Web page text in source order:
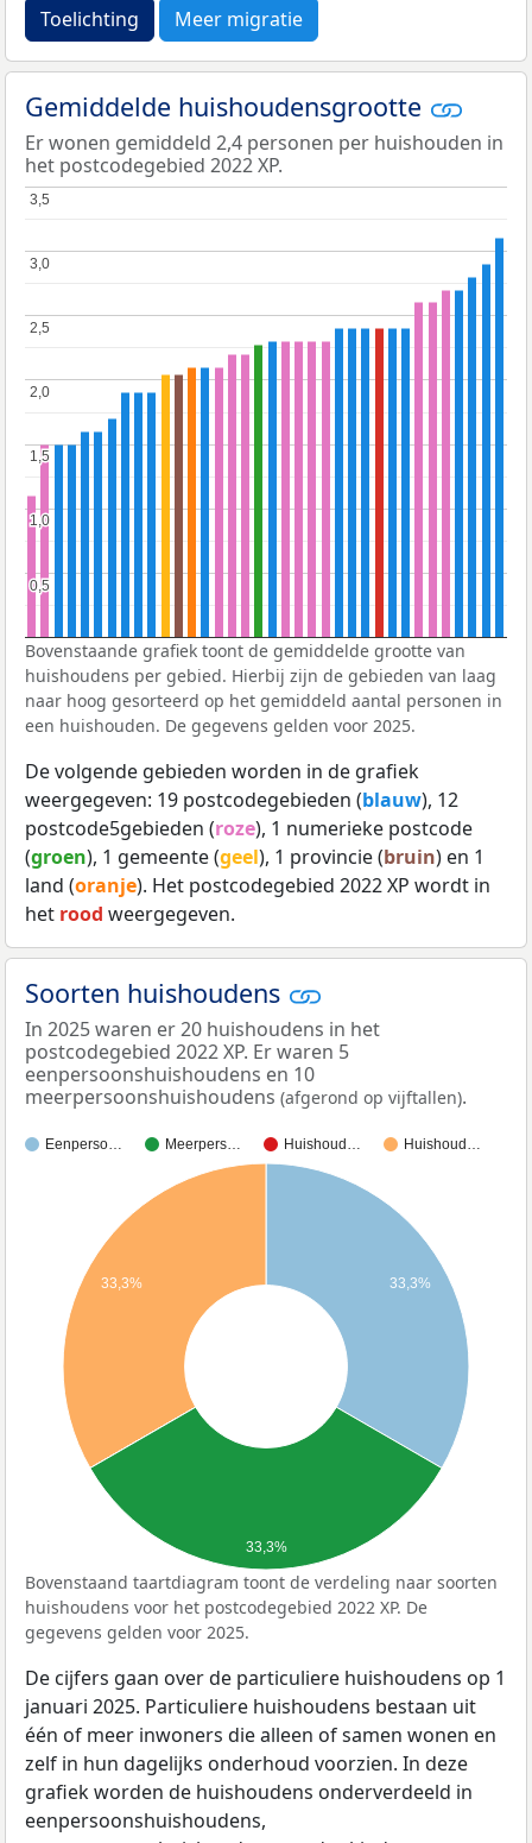
Toelichting Meer migratie
Gemiddelde huishoudensgrootte
Er wonen gemiddeld 2,4 personen per huishouden in
het postcodegebied 2022 XP.
0,5
0,5
1,0
1,0
1,5
1,5
2,0
2,0
2,5
2,5
3,0
3,0
3,5
3,5
Bovenstaande grafiek toont de gemiddelde grootte van
huishoudens per gebied. Hierbij zijn de gebieden van laag
naar hoog gesorteerd op het gemiddeld aantal personen in
een huishouden. De gegevens gelden voor 2025.
De volgende gebieden worden in de grafiek
weergegeven: 19 postcodegebieden (blauw), 12
postcode5gebieden (roze), 1 numerieke postcode
(groen), 1 gemeente (geel), 1 provincie (bruin) en 1
land (oranje). Het postcodegebied 2022 XP wordt in
het rood weergegeven.
Soorten huishoudens
In 2025 waren er 20 huishoudens in het
postcodegebied 2022 XP. Er waren 5
eenpersoonshuishoudens en 10
meerpersoonshuishoudens (afgerond op vijftallen).
Eenperso… Meerpers… Huishoud… Huishoud…
33,3%
33,3%
33,3%
Bovenstaand taartdiagram toont de verdeling naar soorten
huishoudens voor het postcodegebied 2022 XP. De
gegevens gelden voor 2025.
De cijfers gaan over de particuliere huishoudens op 1
januari 2025. Particuliere huishoudens bestaan uit
één of meer inwoners die alleen of samen wonen en
zelf in hun dagelijks onderhoud voorzien. In deze
grafiek worden de huishoudens onderverdeeld in
eenpersoonshuishoudens,